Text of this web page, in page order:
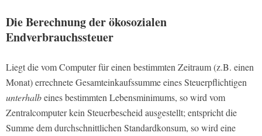
Die Berechnung der ökosozialen
Endverbrauchssteuer
Liegt die vom Computer für einen bestimmten Zeitraum (z.B. einen
Monat) errechnete Gesamteinkaufssumme eines Steuerpflichtigen
unterhalbeines bestimmten Lebensminimums, so wird vom
Zentralcomputer kein Steuerbescheid ausgestellt; entspricht die
Summe dem durchschnittlichen Standardkonsum, so wird eine